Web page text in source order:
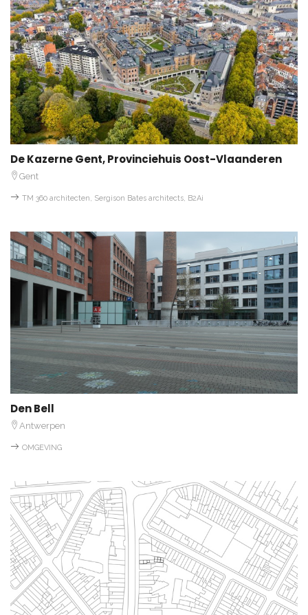
De Kazerne Gent, Provinciehuis Oost-Vlaanderen
Gent
TM 360 architecten, Sergison Bates architects, B2Ai
Den Bell
Antwerpen
OMGEVING